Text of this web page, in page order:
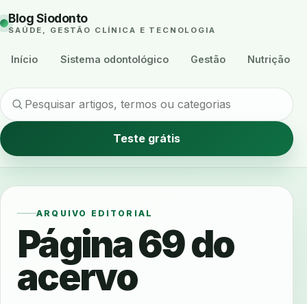
Blog Siodonto
SAÚDE, GESTÃO CLÍNICA E TECNOLOGIA
Início Sistema odontológico Gestão Nutrição
Teste grátis
ARQUIVO EDITORIAL
Página 69 do
acervo